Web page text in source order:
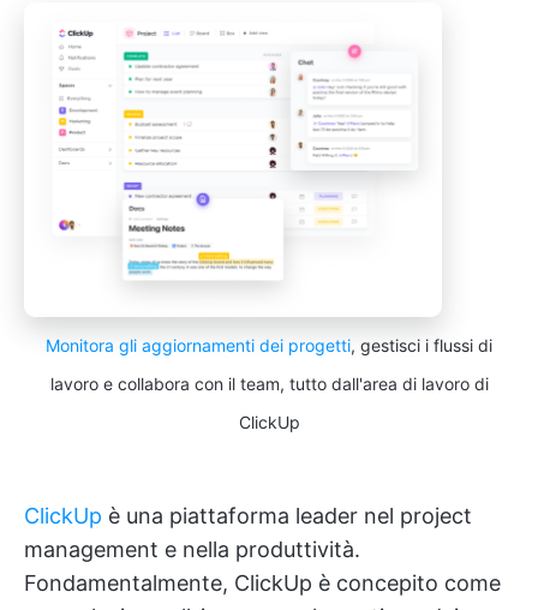
Monitora gli aggiornamenti dei progetti, gestisci i flussi di
lavoro e collabora con il team, tutto dall'area di lavoro di
ClickUp
ClickUp è una piattaforma leader nel project
management e nella produttività.
Fondamentalmente, ClickUp è concepito come